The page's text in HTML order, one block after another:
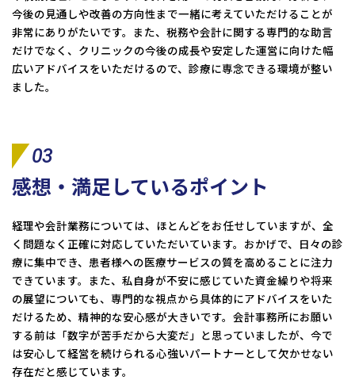
今後の見通しや改善の方向性まで一緒に考えていただけることが
非常にありがたいです。また、税務や会計に関する専門的な助言
だけでなく、クリニックの今後の成長や安定した運営に向けた幅
広いアドバイスをいただけるので、診療に専念できる環境が整い
ました。
03
感想・満足しているポイント
経理や会計業務については、ほとんどをお任せしていますが、全
く問題なく正確に対応していただいています。おかげで、日々の診
療に集中でき、患者様への医療サービスの質を高めることに注力
できています。また、私自身が不安に感じていた資金繰りや将来
の展望についても、専門的な視点から具体的にアドバイスをいた
だけるため、精神的な安心感が大きいです。会計事務所にお願い
する前は「数字が苦手だから大変だ」と思っていましたが、今で
は安心して経営を続けられる心強いパートナーとして欠かせない
存在だと感じています。